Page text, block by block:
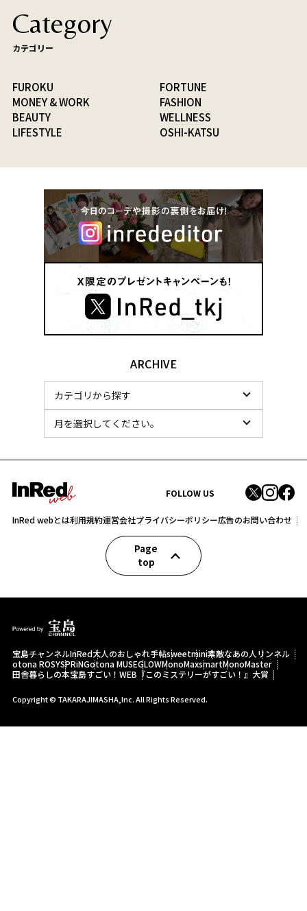
Category
カテゴリー
FUROKU
FORTUNE
MONEY & WORK
FASHION
BEAUTY
WELLNESS
LIFESTYLE
OSHI-KATSU
ARCHIVE
FOLLOW US
InRed webとは利用規約運営会社プライバシーポリシー広告のお問い合わせ
Page
top
宝島チャンネルInRed大人のおしゃれ手帖sweetmini素敵なあの人 リンネル
otona ROSYSPRiNGotona MUSEGLOWMonoMaxsmartMonoMaster
田舎暮らしの本宝島すごい！WEB 『このミステリーがすごい！』大賞
Copyright © TAKARAJIMASHA,Inc. All Rights Reserved.